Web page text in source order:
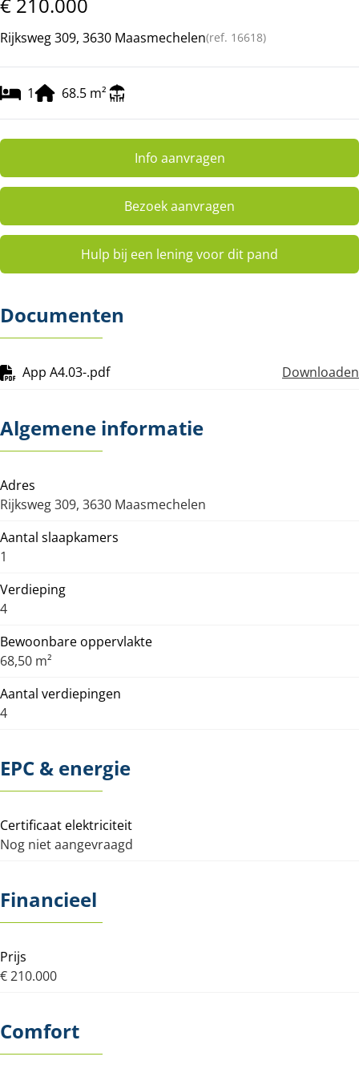
Rijksweg 309, 3630 Maasmechelen(ref. 16618)
1 68.5 m²
Info aanvragen
Bezoek aanvragen
Hulp bij een lening voor dit pand
Documenten
App A4.03-.pdf Downloaden
Algemene informatie
Adres
Rijksweg 309, 3630 Maasmechelen
Aantal slaapkamers
1
Verdieping
4
Bewoonbare oppervlakte
68,50 m²
Aantal verdiepingen
4
EPC & energie
Certificaat elektriciteit
Nog niet aangevraagd
Financieel
Prijs
€ 210.000
Comfort